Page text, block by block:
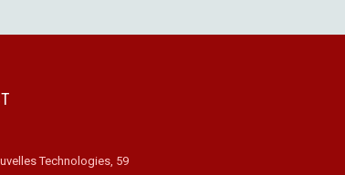
Technologies, 59